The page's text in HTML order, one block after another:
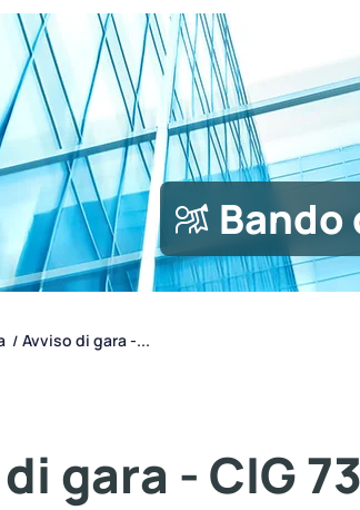
Bando
/ Avviso di gara -...
gara - CIG